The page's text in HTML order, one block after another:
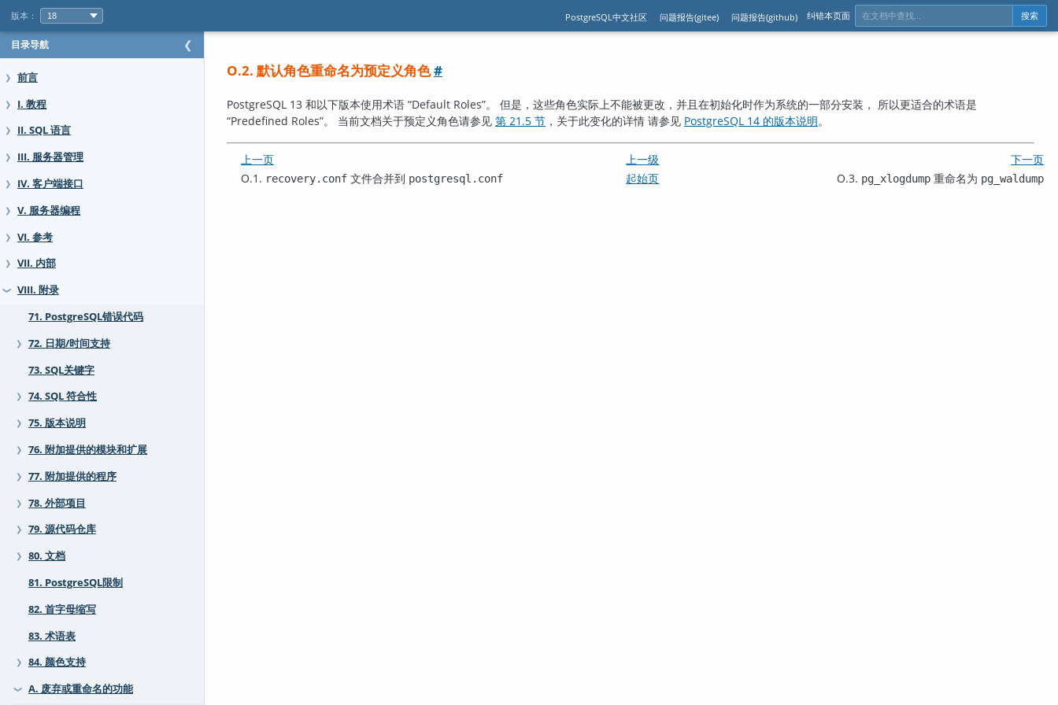
版本： PostgreSQL中文社区 问题报告(gitee) 问题报告(github) 纠错本页面 搜索
目录导航 ❮
❯ 前言
❯ I. 教程
❯ II. SQL 语言
❯ III. 服务器管理
❯ IV. 客户端接口
❯ V. 服务器编程
❯ VI. 参考
❯ VII. 内部
❯
VIII. 附录
71. PostgreSQL错误代码
❯
72. 日期/时间支持
73. SQL关键字
❯ 74. SQL 符合性
❯ 75. 版本说明
❯ 76. 附加提供的模块和扩展
❯ 77. 附加提供的程序
❯ 78. 外部项目
❯ 79. 源代码仓库
❯
80. 文档
81. PostgreSQL限制
82. 首字母缩写
83. 术语表
❯ 84. 颜色支持
❯ A. 废弃或重命名的功能
O.2. 默认角色重命名为预定义角色#
PostgreSQL 13 和以下版本使用术语 “Default Roles”。 但是，这些角色实际上不能被更改，并且在初始化时作为系统的一部分安装， 所以更适合的术语是
“Predefined Roles”。 当前文档关于预定义角色请参见 第 21.5 节 ，关于此变化的详情 请参见 PostgreSQL 14 的版本说明。
上一页 上一级
下一页
O.1. recovery.conf文件合并到 postgresql.conf 起始页 O.3. pg_xlogdump重命名为 pg_waldump